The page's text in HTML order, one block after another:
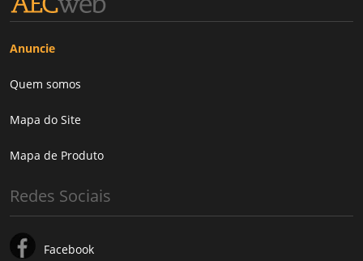
Anuncie
Quem somos
Mapa do Site
Mapa de Produto
Redes Sociais
Facebook